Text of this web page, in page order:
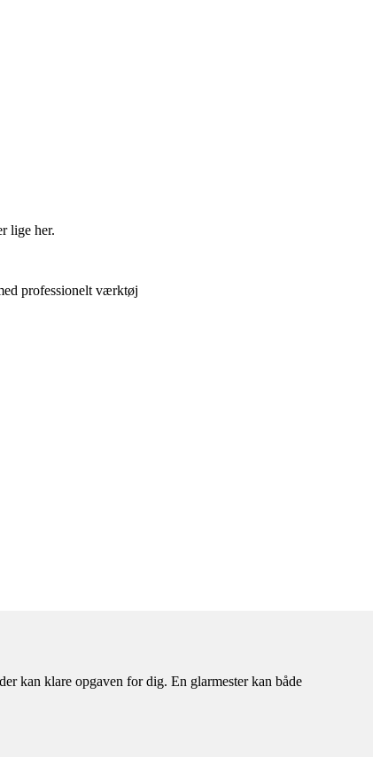
lige her.
kan klare opgaven for dig. En glarmester kan både